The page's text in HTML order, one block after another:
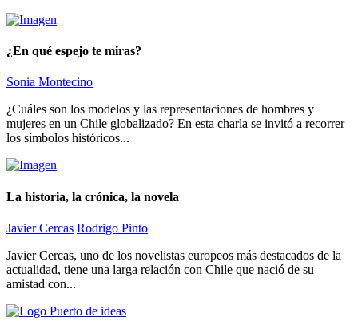
¿En qué espejo te miras?
Sonia Montecino
¿Cuáles son los modelos y las representaciones de hombres y
mujeres en un Chile globalizado? En esta charla se invitó a recorrer
los símbolos históricos...
La historia, la crónica, la novela
Javier Cercas Rodrigo Pinto
Javier Cercas, uno de los novelistas europeos más destacados de la
actualidad, tiene una larga relación con Chile que nació de su
amistad con...